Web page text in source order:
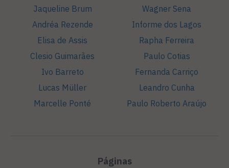
Jaqueline Brum
Andréa Rezende
Elisa de Assis
Clesio Guimarães
Ivo Barreto
Lucas Müller
Marcelle Ponté
Wagner Sena
Informe dos Lagos
Rapha Ferreira
Paulo Cotias
Fernanda Carriço
Leandro Cunha
Paulo Roberto Araújo
Páginas